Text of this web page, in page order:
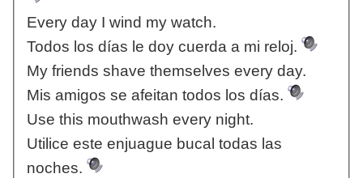
Every day I wind my watch.
Todos los días le doy cuerda a mi reloj.
My friends shave themselves every day.
Mis amigos se afeitan todos los días.
Use this mouthwash every night.
Utilice este enjuague bucal todas las
noches.